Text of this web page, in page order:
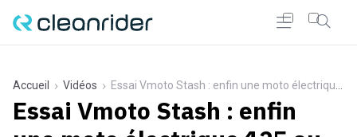
Accueil Vidéos Essai Vmoto Stash : enfin une moto électrique 125 au niveau du thermique ?
Essai Vmoto Stash : enfin